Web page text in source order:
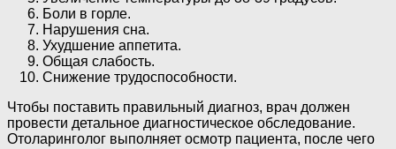
Боли в горле.
Нарушения сна.
Ухудшение аппетита.
Общая слабость.
Снижение трудоспособности.
Чтобы поставить правильный диагноз, врач должен
провести детальное диагностическое обследование.
Отоларинголог выполняет осмотр пациента, после чего